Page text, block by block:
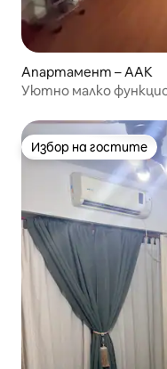
Апартамент – AAK
Уютно малко
Избор на гостите
Избор на гостите